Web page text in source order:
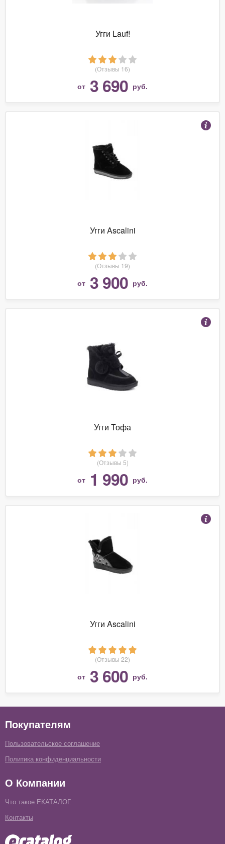
Угги Lauf!
(Отзывы 16)
от 3 690 руб.
Угги Ascalini
(Отзывы 19)
от 3 900 руб.
Угги Тофа
(Отзывы 5)
от 1 990 руб.
Угги Ascalini
(Отзывы 22)
от 3 600 руб.
Покупателям
Пользовательское соглашение
Политика конфиденциальности
О Компании
Что такое ЕКАТАЛОГ
Контакты